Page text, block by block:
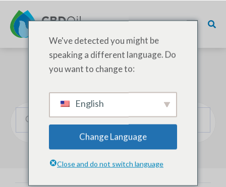
We've detected you might be
speaking a different language. Do
you want to change to:
English
Change Language
Close and do not switch language